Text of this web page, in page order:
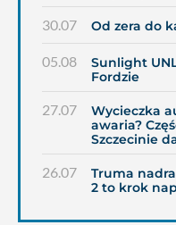
30.07 Od zera do
05.08
Sunlight
Fordzie
27.07
Wycieczka
awaria?
Szczecinie
26.07
Truma
2 to krok